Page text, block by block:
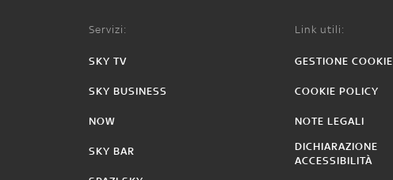
Servizi:
SKY TV
SKY BUSINESS
NOW
SKY BAR
Link utili:
GESTIONE COOKIE
COOKIE POLICY
NOTE LEGALI
DICHIARAZIONE
ACCESSIBILITÀ